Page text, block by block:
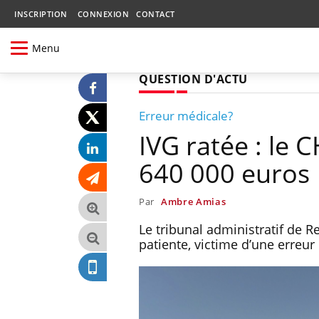
INSCRIPTION CONNEXION CONTACT
Menu
QUESTION D'ACTU
Erreur médicale?
IVG ratée : le
640 000 euros
Par Ambre Amias
Le tribunal administratif de
patiente, victime d’une